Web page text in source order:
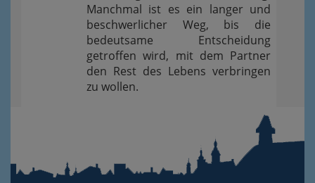
Manchmal ist es ein langer und
beschwerlicher Weg, bis die
bedeutsame Entscheidung
getroffen wird, mit dem Partner
den Rest des Lebens verbringen
zu wollen.